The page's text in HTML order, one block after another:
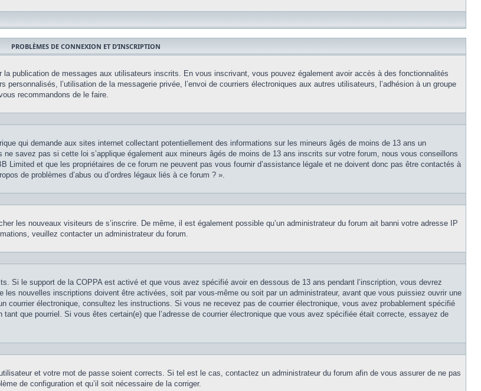
PROBLÈMES DE CONNEXION ET D’INSCRIPTION
la publication de messages aux utilisateurs inscrits. En vous inscrivant, vous pouvez également avoir accès à des fonctionnalités
l’utilisation de la messagerie privée, l’envoi de courriers électroniques aux autres utilisateurs, l’adhésion à un groupe
recommandons de le faire.
qui demande aux sites internet collectant potentiellement des informations sur les mineurs âgés de moins de 13 ans un
savez pas si cette loi s’applique également aux mineurs âgés de moins de 13 ans inscrits sur votre forum, nous vous conseillons
Limited et que les propriétaires de ce forum ne peuvent pas vous fournir d’assistance légale et ne doivent donc pas être contactés à
de problèmes d’abus ou d’ordres légaux liés à ce forum ? ».
les nouveaux visiteurs de s’inscrire. De même, il est également possible qu’un administrateur du forum ait banni votre adresse IP
veuillez contacter un administrateur du forum.
Si le support de la COPPA est activé et que vous avez spécifié avoir en dessous de 13 ans pendant l’inscription, vous devrez
nouvelles inscriptions doivent être activées, soit par vous-même ou soit par un administrateur, avant que vous puissiez ouvrir une
électronique, consultez les instructions. Si vous ne recevez pas de courrier électronique, vous avez probablement spécifié
que pourriel. Si vous êtes certain(e) que l’adresse de courrier électronique que vous avez spécifiée était correcte, essayez de
et votre mot de passe soient corrects. Si tel est le cas, contactez un administrateur du forum afin de vous assurer de ne pas
de configuration et qu’il soit nécessaire de la corriger.